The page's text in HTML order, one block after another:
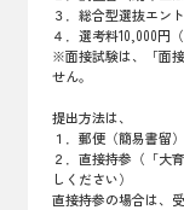
３．総合型選抜エン
４．選考料10,000円
※面接試験は、「面
せん。
提出方法は、
１．郵便（簡易書留）
２．直接持参（「大
しください）
直接持参の場合は、